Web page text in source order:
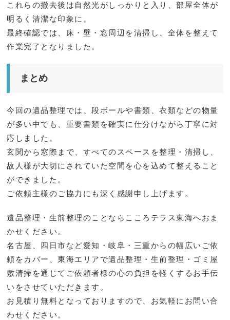
これらの撤去後は自然光がしっかりと入り、部屋全体が
明るく清潔な印象に。
最終確認では、床・壁・窓周辺を清掃し、全体を整えて
作業完了となりました。
まとめ
今回の遺品整理では、段ボールや書類、衣類などの物量
が多い中でも、重要書類を確実に仕分けながら丁寧に対
応しました。
玄関から窓際まで、すべてのスペースを整理・清掃し、
故人様が大切にされていた空間を心を込めて整えること
ができました。
ご依頼主様のご協力にも深く感謝申し上げます。
遺品整理・生前整理のことならこころテラス東海へおま
かせください。
名古屋、四日市など愛知・岐阜・三重からの幅広いご依
頼をカバー、東海エリアで遺品整理・生前整理・ゴミ屋
敷清掃を通じてご依頼者様の心の負担を軽くするお手伝
いをさせていただきます。
お見積り無料となっておりますので、お気軽にお問い合
わせください。